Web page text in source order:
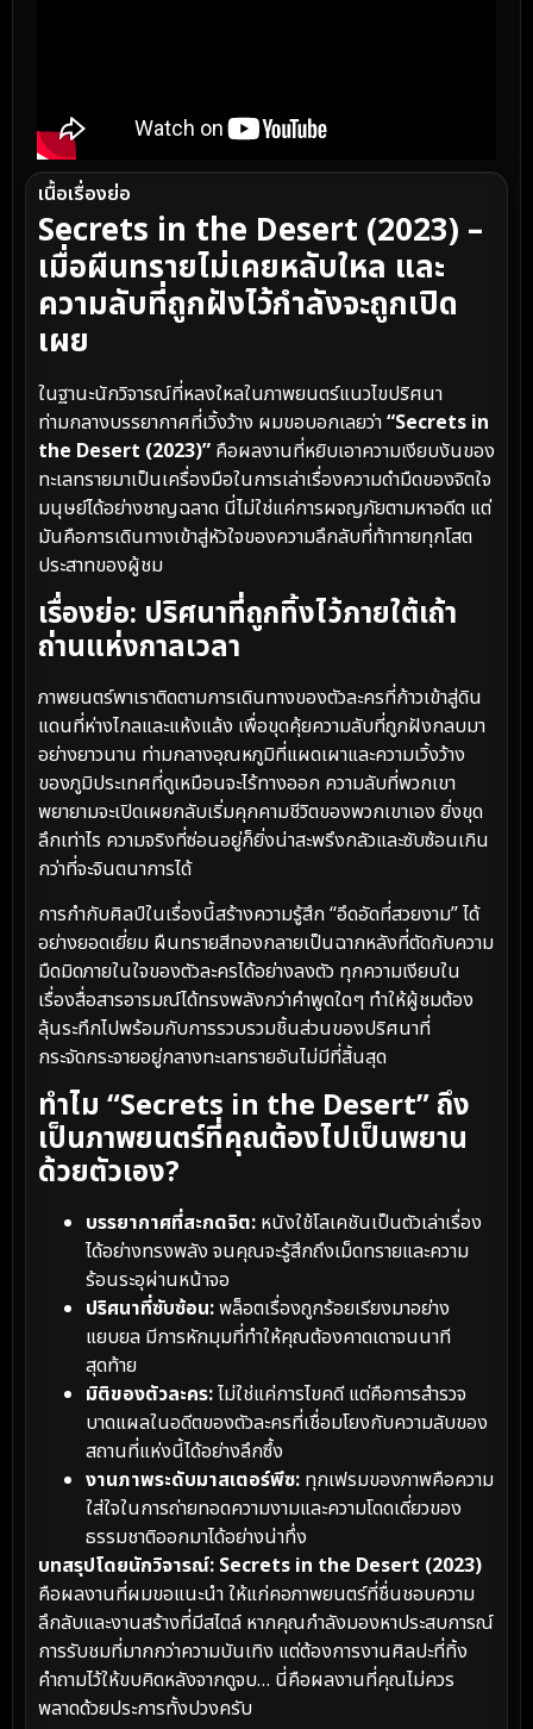
เนื้อเรื่องย่อ
Secrets in the Desert (2023) –
เมื่อผืนทรายไม่เคยหลับใหล และ
ความลับที่ถูกฝังไว้กำลังจะถูกเปิด
เผย
ในฐานะนักวิจารณ์ที่หลงใหลในภาพยนตร์แนวไขปริศนา
ท่ามกลางบรรยากาศที่เวิ้งว้าง ผมขอบอกเลยว่า“Secrets in
the Desert (2023)” คือผลงานที่หยิบเอาความเงียบงันของ
ทะเลทรายมาเป็นเครื่องมือในการเล่าเรื่องความดำมืดของจิตใจ
มนุษย์ได้อย่างชาญฉลาด นี่ไม่ใช่แค่การผจญภัยตามหาอดีต แต่
มันคือการเดินทางเข้าสู่หัวใจของความลึกลับที่ท้าทายทุกโสต
ประสาทของผู้ชม
เรื่องย่อ: ปริศนาที่ถูกทิ้งไว้ภายใต้เถ้า
ถ่านแห่งกาลเวลา
ภาพยนตร์พาเราติดตามการเดินทางของตัวละครที่ก้าวเข้าสู่ดิน
แดนที่ห่างไกลและแห้งแล้ง เพื่อขุดคุ้ยความลับที่ถูกฝังกลบมา
อย่างยาวนาน ท่ามกลางอุณหภูมิที่แผดเผาและความเวิ้งว้าง
ของภูมิประเทศที่ดูเหมือนจะไร้ทางออก ความลับที่พวกเขา
พยายามจะเปิดเผยกลับเริ่มคุกคามชีวิตของพวกเขาเอง ยิ่งขุด
ลึกเท่าไร ความจริงที่ซ่อนอยู่ก็ยิ่งน่าสะพรึงกลัวและซับซ้อนเกิน
กว่าที่จะจินตนาการได้
การกำกับศิลป์ในเรื่องนี้สร้างความรู้สึก “อึดอัดที่สวยงาม” ได้
อย่างยอดเยี่ยม ผืนทรายสีทองกลายเป็นฉากหลังที่ตัดกับความ
มืดมิดภายในใจของตัวละครได้อย่างลงตัว ทุกความเงียบใน
เรื่องสื่อสารอารมณ์ได้ทรงพลังกว่าคำพูดใดๆ ทำให้ผู้ชมต้อง
ลุ้นระทึกไปพร้อมกับการรวบรวมชิ้นส่วนของปริศนาที่
กระจัดกระจายอยู่กลางทะเลทรายอันไม่มีที่สิ้นสุด
ทำไม “Secrets in the Desert” ถึง
เป็นภาพยนตร์ที่คุณต้องไปเป็นพยาน
ด้วยตัวเอง?
บรรยากาศที่สะกดจิต: หนังใช้โลเคชันเป็นตัวเล่าเรื่อง
ได้อย่างทรงพลัง จนคุณจะรู้สึกถึงเม็ดทรายและความ
ร้อนระอุผ่านหน้าจอ
ปริศนาที่ซับซ้อน:พล็อตเรื่องถูกร้อยเรียงมาอย่าง
แยบยล มีการหักมุมที่ทำให้คุณต้องคาดเดาจนนาที
สุดท้าย
มิติของตัวละคร:ไม่ใช่แค่การไขคดี แต่คือการสำรวจ
บาดแผลในอดีตของตัวละครที่เชื่อมโยงกับความลับของ
สถานที่แห่งนี้ได้อย่างลึกซึ้ง
งานภาพระดับมาสเตอร์พีซ: ทุกเฟรมของภาพคือความ
ใส่ใจในการถ่ายทอดความงามและความโดดเดี่ยวของ
ธรรมชาติออกมาได้อย่างน่าทึ่ง
บทสรุปโดยนักวิจารณ์: Secrets in the Desert (2023)
คือผลงานที่ผมขอแนะนำ ให้แก่คอภาพยนตร์ที่ชื่นชอบความ
ลึกลับและงานสร้างที่มีสไตล์ หากคุณกำลังมองหาประสบการณ์
การรับชมที่มากกว่าความบันเทิง แต่ต้องการงานศิลปะที่ทิ้ง
คำถามไว้ให้ขบคิดหลังจากดูจบ… นี่คือผลงานที่คุณไม่ควร
พลาดด้วยประการทั้งปวงครับ